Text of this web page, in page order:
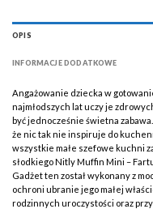
OPIS
INFORMACJE DODATKOWE
Angażowanie dziecka w
najmłodszych lat uczy je
być jednocześnie świetna
że nic tak nie inspiruje do
wszystkie małe szefowe kuchni
słodkiego Nitly Muffin Mini –
Gadżet ten został wykonany z
ochroni ubranie jego małej
rodzinnych uroczystości oraz przy